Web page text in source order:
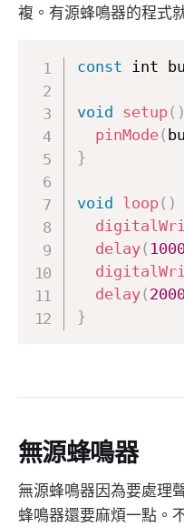
複。有源蜂鳴器的程式
const int
void setup( )
pinMode(
}
void loop( )
delay(
delay(
}
無源蜂鳴器
無源蜂鳴器因為要處理
蜂鳴器還要麻煩一點。